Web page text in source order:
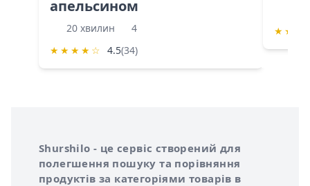
апельсином
20 хвилин
4
★ ★ ★ ★ ☆ 4.5(34)
★ ★
Про сервіс Shurshilo
Shurshilo - це сервіс створений для
полегшення пошуку та порівняння
продуктів за категоріями товарів в